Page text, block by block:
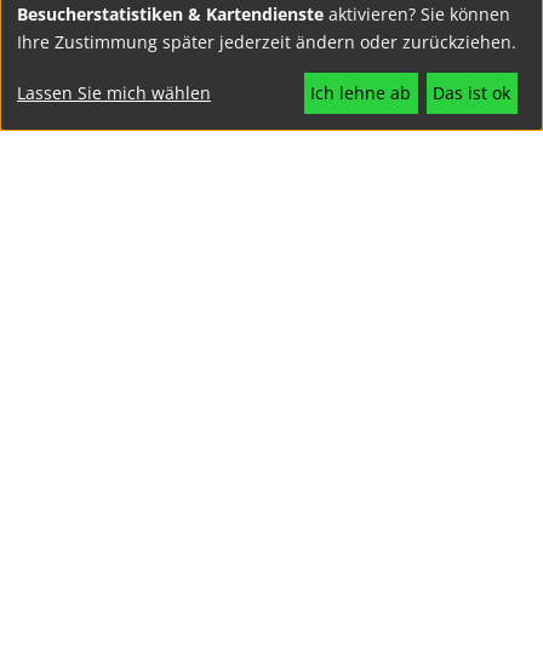
PROJEKTJAHR
2017
Besucherstatistiken & Kartendienste aktivieren? Sie können
Ihre Zustimmung später jederzeit ändern oder zurückziehen.
Lassen Sie mich wählen Ich lehne ab Das ist ok